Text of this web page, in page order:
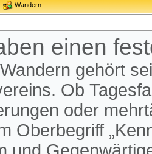
Wandern
einen
gehört
Ob
oder
Oberbegriff